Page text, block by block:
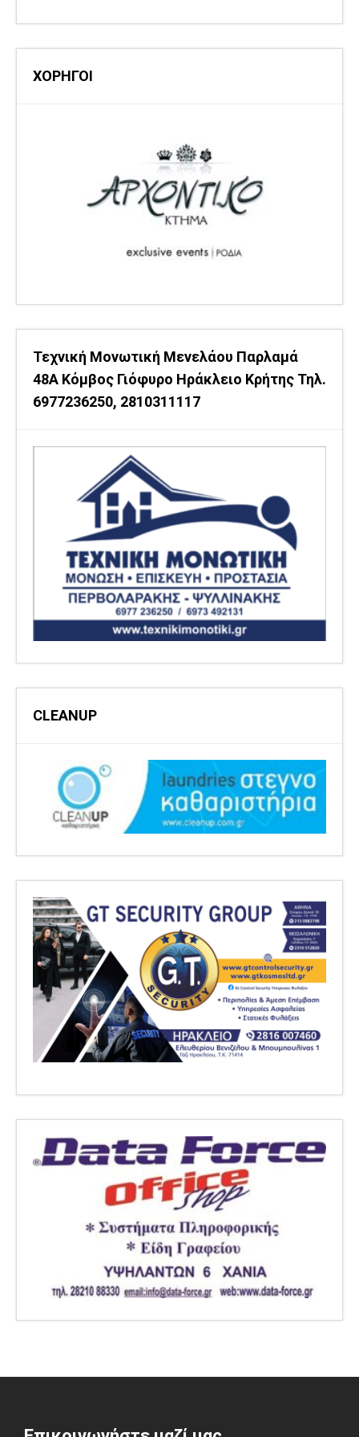
ΧΟΡΗΓΟΙ
Τεχνική Μονωτική Μενελάου Παρλαμά
48Α Κόμβος Γιόφυρο Ηράκλειο Κρήτης Τηλ.
6977236250, 2810311117
CLEANUP